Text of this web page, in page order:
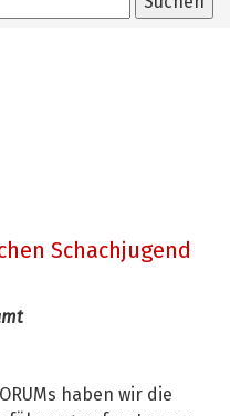
Schachjugend
haben wir die